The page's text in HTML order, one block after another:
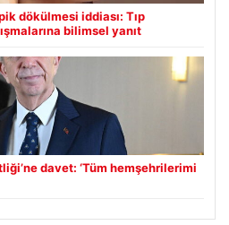
dökülmesi iddiası: Tıp
bilimsel yanıt